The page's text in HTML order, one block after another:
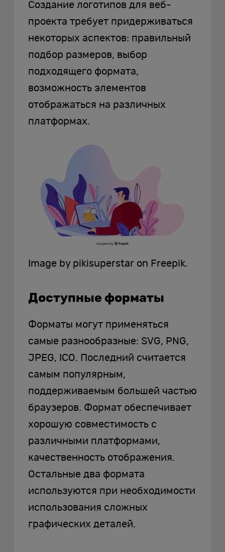
Создание логотипов для веб-
проекта требует придерживаться
некоторых аспектов: правильный
подбор размеров, выбор
подходящего формата,
возможность элементов
отображаться на различных
платформах.
Image by pikisuperstar on Freepik.
Доступные форматы
Форматы могут применяться
самые разнообразные: SVG, PNG,
JPEG, ICO. Последний считается
самым популярным,
поддерживаемым большей частью
браузеров. Формат обеспечивает
хорошую совместимость с
различными платформами,
качественность отображения.
Остальные два формата
используются при необходимости
использования сложных
графических деталей.